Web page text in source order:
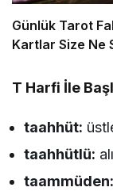
Günlük Tarot
Kartlar Size Ne
T Harfi İle
taahhüt:
taahhütlü:
taammüden: